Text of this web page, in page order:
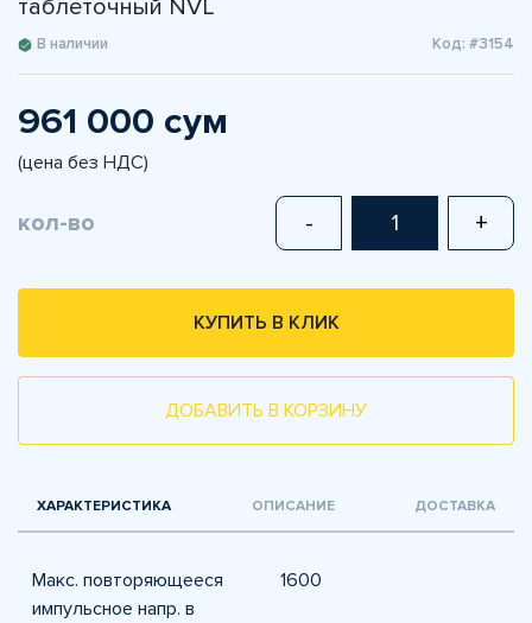
таблеточный NVL
В наличии Код: #3154
961 000 сум
(цена без НДС)
кол-во - +
КУПИТЬ В КЛИК
ДОБАВИТЬ В КОРЗИНУ
ХАРАКТЕРИСТИКА ОПИСАНИЕ ДОСТАВКА
Макс. повторяющееся
импульсное напр. в
1600